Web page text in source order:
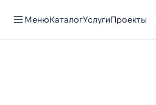
МенюКаталогУслугиПроекты